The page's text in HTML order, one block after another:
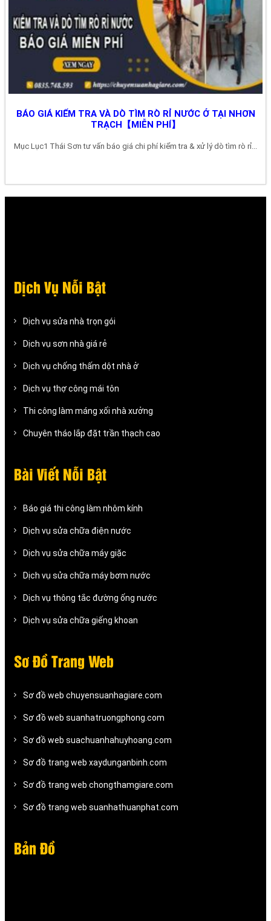
BÁO GIÁ KIỂM TRA VÀ DÒ TÌM RÒ RỈ NƯỚC Ở TẠI NHƠN
TRẠCH【MIỄN PHÍ】
Mục Lục1 Thái Sơn tư vấn báo giá chi phí kiểm tra & xử lý dò tìm rò rỉ...
Dịch Vụ Nỗi Bật
Dịch vụ sửa nhà trọn gói
Dịch vụ sơn nhà giá rẻ
Dịch vụ chống thấm dột nhà ở
Dịch vụ thợ công mái tôn
Thi công làm máng xối nhà xưởng
Chuyên tháo lắp đặt trần thạch cao
Bài Viết Nỗi Bật
Báo giá thi công làm nhôm kính
Dịch vụ sửa chữa điện nước
Dịch vụ sửa chữa máy giặc
Dịch vụ sửa chữa máy bơm nước
Dịch vụ thông tắc đường ống nước
Dịch vụ sửa chữa giếng khoan
Sơ Đồ Trang Web
Sơ đồ web chuyensuanhagiare.com
Sơ đồ web suanhatruongphong.com
Sơ đồ web suachuanhahuyhoang.com
Sơ đồ trang web xaydunganbinh.com
Sơ đồ trang web chongthamgiare.com
Sơ đồ trang web suanhathuanphat.com
Bản Đồ